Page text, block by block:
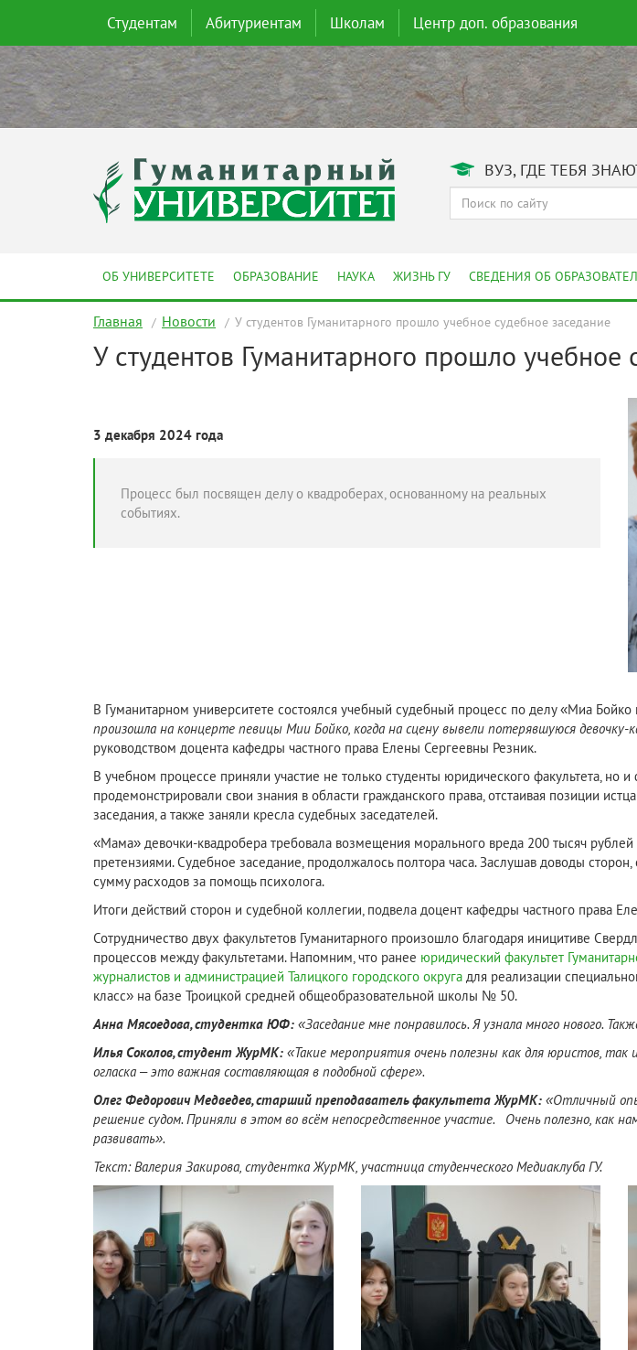
Студентам Абитуриентам Школам Центр доп. образования
ВУЗ, ГДЕ ТЕБЯ
ОБ УНИВЕРСИТЕТЕ ОБРАЗОВАНИЕ НАУКА ЖИЗНЬ ГУ СВЕДЕНИЯ ОБ
Главная Новости У студентов Гуманитарного прошло учебное судебное заседание
У студентов Гуманитарного прошло учебное
3 декабря 2024 года
Процесс был посвящен делу о квадроберах, основанному на реальных
событиях.
В Гуманитарном университете состоялся учебный судебный процесс по делу «Миа
произошла на концерте певицы Мии Бойко, когда на сцену вывели потерявшуюся девочку-
руководством доцента кафедры частного права Елены Сергеевны Резник.
В учебном процессе приняли участие не только студенты юридического факультета, но
продемонстрировали свои знания в области гражданского права, отстаивая позиции
заседания, а также заняли кресла судебных заседателей.
«Мама» девочки-квадробера требовала возмещения морального вреда 200 тысяч
претензиями. Судебное заседание, продолжалось полтора часа. Заслушав доводы
сумму расходов за помощь психолога.‍
Итоги действий сторон и судебной коллегии, подвела доцент кафедры частного права
Сотрудничество двух факультетов Гуманитарного произошло благодаря иницитиве
процессов между факультетами. Напомним, что ранее юридический факультет
журналистов и администрацией Талицкого городского округа для реализации
класс» на базе Троицкой средней общеобразовательной школы № 50.
Анна Мясоедова, студентка ЮФ: «Заседание мне понравилось. Я узнала много нового.
Илья Соколов, студент ЖурМК: «Такие мероприятия очень полезны как для юристов,
огласка – это важная составляющая в подобной сфере».
Олег Федорович Медведев, старший преподаватель факультета ЖурМК: «Отличный
решение судом. Приняли в этом во всём непосредственное участие. Очень полезно, как
развивать».
Текст: Валерия Закирова, студентка ЖурМК, участница студенческого Медиаклуба ГУ.